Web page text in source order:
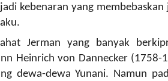
kebenaran yang
Jerman yang banyak
Heinrich von Dannecker (1758-
dewa-dewa Yunani. Namun